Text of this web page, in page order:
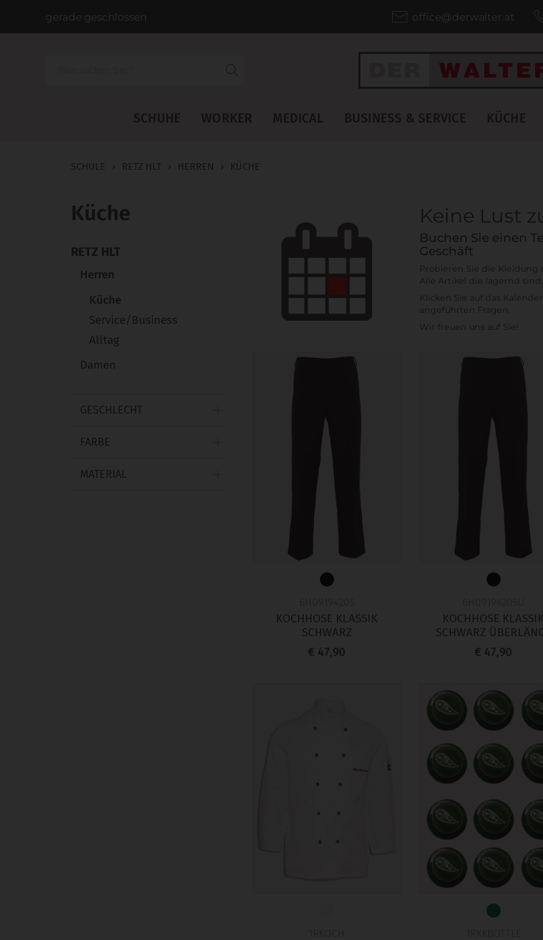
gerade geschlossen office@derwalter.at
SCHUHE WORKER MEDICAL BUSINESS & SERVICE KÜCHE
SCHULE › RETZ HLT › HERREN › KÜCHE
Küche
RETZ HLT
Herren
Küche
Service/Business
Alltag
Damen
GESCHLECHT
MATERIAL
FARBE
Keine Lust
Buchen Sie einen
Geschäft
Probieren Sie die Kleidung
Alle Artikel die lagernd
Klicken Sie auf das
angeführten Fragen.
Wir freuen uns auf Sie!
KOCHHOSE KLASSIK
SCHWARZ
€ 47,90
KOCHHOSE
SCHWARZ
€ 47,90